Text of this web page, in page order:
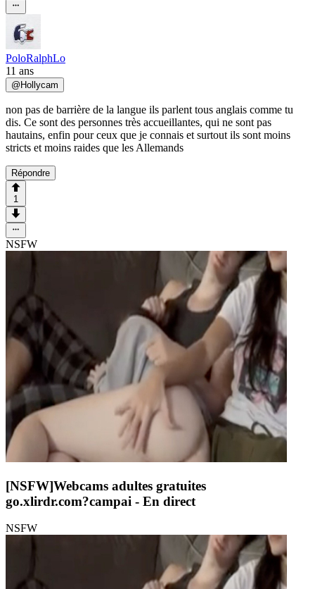
PoloRalphLo
11 ans
@ Hollycam
non pas de barrière de la langue ils parlent tous anglais comme tu
dis. Ce sont des personnes très accueillantes, qui ne sont pas
hautains, enfin pour ceux que je connais et surtout ils sont moins
stricts et moins raides que les Allemands
Répondre
1
NSFW
[NSFW]Webcams adultes gratuites
go.xlirdr.com?campai - En direct
NSFW